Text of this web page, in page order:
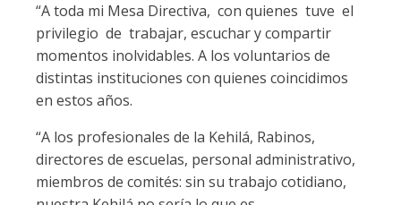
“A toda mi Mesa Directiva, con quienes tuve el
privilegio de trabajar, escuchar y compartir
momentos inolvidables. A los voluntarios de
distintas instituciones con quienes coincidimos
en estos años.
“A los profesionales de la Kehilá, Rabinos,
directores de escuelas, personal administrativo,
miembros de comités: sin su trabajo cotidiano,